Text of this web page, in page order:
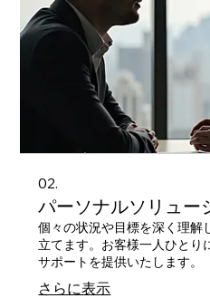
02.
パーソナルソリュー
個々の状況や目標を深く理解
立てます。お客様一人ひとり
サポートを提供いたします。
さらに表示